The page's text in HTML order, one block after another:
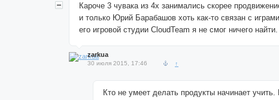
Кароче 3 чувака из 4х занимались скорее
и только Юрий Барабашов хоть как-то связан с
его игровой студии CloudTeam я не смог ничего найти.
zarkua
30 июля 2015, 17:46 ↑
Кто не умеет делать продукты начинает учить.